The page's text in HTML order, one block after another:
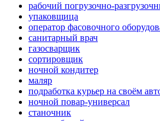
рабочий погрузочно-
упаковщица
оператор фасовочного
санитарный врач
газосварщик
сортировщик
ночной кондитер
маляр
подработка курьер на своём
ночной повар-универсал
станочник